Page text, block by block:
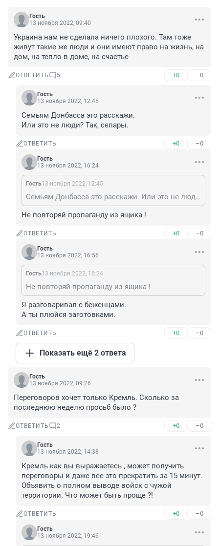
Гость
13 ноября 2022, 09:40
Украина нам не сделала ничего плохого. Там тоже
живут такие же люди и они имеют право на жизнь, на
дом, на тепло в доме, на счастье
ОТВЕТИТЬ 5 +0 –0
Гость
13 ноября 2022, 12:45
Семьям Донбасса это расскажи.
Или это не люди? Так, сепары.
ОТВЕТИТЬ +0 –0
Гость
13 ноября 2022, 16:24
Гость13 ноября 2022, 12:45
Семьям Донбасса это расскажи. Или это не люди? Так, сепары.
Не повторяй пропаганду из ящика !
ОТВЕТИТЬ +0 –0
Гость
13 ноября 2022, 16:56
Гость13 ноября 2022, 16:24
Не повторяй пропаганду из ящика !
Я разговаривал с беженцами.
А ты плюйся заготовками.
ОТВЕТИТЬ +0 –0
Показать ещё 2 ответа
Гость
13 ноября 2022, 09:26
Переговоров хочет только Кремль. Сколько за
последнюю неделю просьб было ?
ОТВЕТИТЬ 2 +0 –0
Гость
13 ноября 2022, 14:38
Кремль как вы выражаетесь , может получить
переговоры и даже все это прекратить за 15 минут.
Объявить о полном выводе войск с чужой
территории. Что может быть проще ?!
ОТВЕТИТЬ +0 –0
Гость
13 ноября 2022, 19:46